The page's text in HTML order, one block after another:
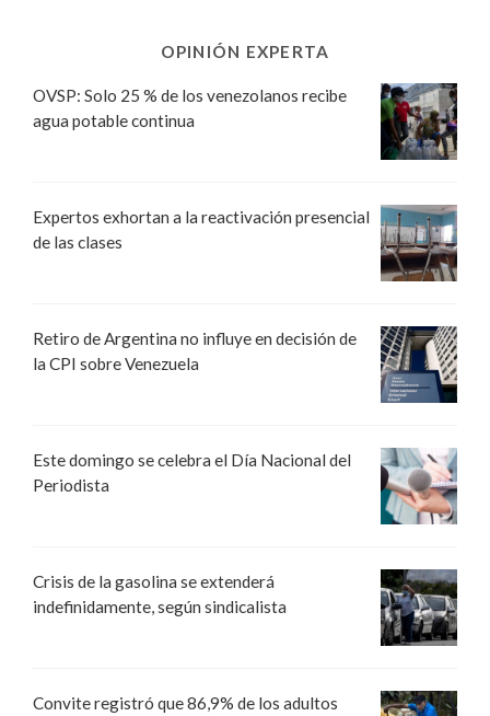
OPINIÓN EXPERTA
OVSP: Solo 25 % de los venezolanos recibe
agua potable continua
Expertos exhortan a la reactivación presencial
de las clases
Retiro de Argentina no influye en decisión de
la CPI sobre Venezuela
Este domingo se celebra el Día Nacional del
Periodista
Crisis de la gasolina se extenderá
indefinidamente, según sindicalista
Convite registró que 86,9% de los adultos